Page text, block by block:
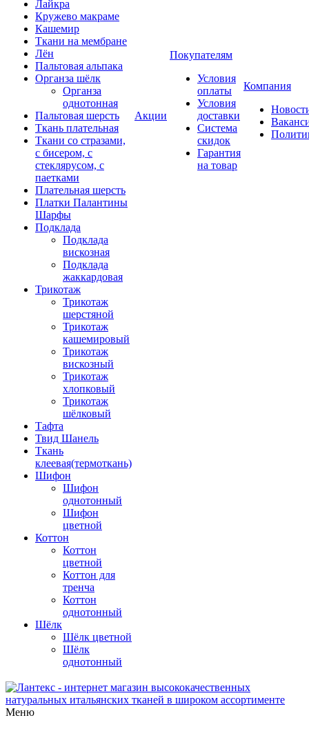
Лайкра
Кружево макраме
Кашемир
Ткани на мембране
Лён
Пальтовая альпака
Органза шёлк
Органза
однотонная
Пальтовая шерсть
Ткань плательная
Ткани со стразами,
с бисером, с
стеклярусом, с
паетками
Плательная шерсть
Платки Палантины
Шарфы
Подклада
Подклада
вискозная
Подклада
жаккардовая
Трикотаж
Трикотаж
шерстяной
Трикотаж
кашемировый
Трикотаж
вискозный
Трикотаж
хлопковый
Трикотаж
шёлковый
Тафта
Твид Шанель
Ткань
клеевая(термоткань)
Шифон
Шифон
однотонный
Шифон
цветной
Коттон
Коттон
цветной
Коттон для
тренча
Коттон
однотонный
Шёлк
Шёлк цветной
Шёлк
однотонный
Акции
Покупателям
Условия
оплаты
Условия
доставки
Система
скидок
Гарантия
на товар
Компания
Меню